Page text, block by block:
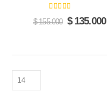
0 out of 5
$155.000 Original
$135.000